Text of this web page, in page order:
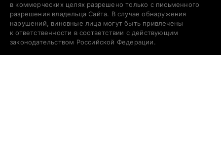
в коммерческих целях разрешено только с письменного
разрешения владельца Сайта. В случае обнаружения
нарушений, виновные лица могут быть привлечены
к ответственности в соответствии с действующим
законодательством Российской Федерации.